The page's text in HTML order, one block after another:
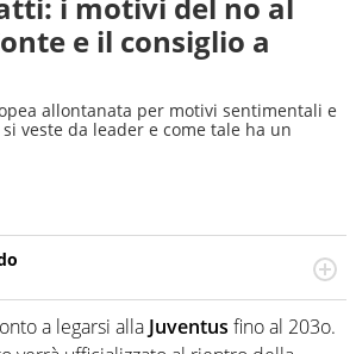
e il consiglio a
allontanata per motivi sentimentali e
veste da leader e come tale ha un
chiama Diego e la tesi di laurea sugli stadi
Il calcio quale filo conduttore
passione e professione. Per Virgilio
a legarsi alla Juventus fino al 203o.